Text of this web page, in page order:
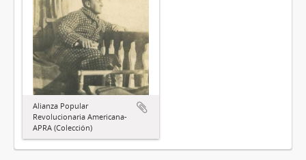
Alianza Popular
Revolucionaria Americana-
APRA (Colección)